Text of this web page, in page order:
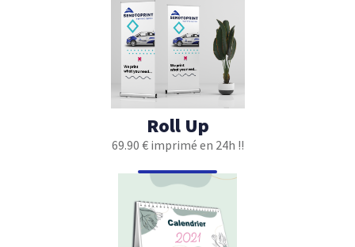
Roll Up
69.90 € imprimé en 24h !!